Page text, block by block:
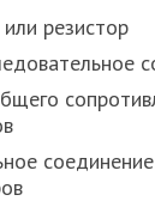
резистор